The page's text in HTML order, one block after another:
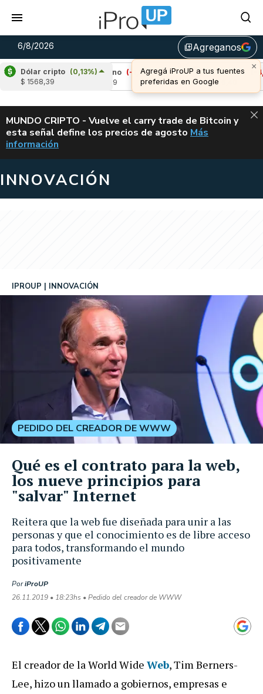
6/8/2026 library_addAgreganos
×
Agregá iProUP a tus fuentes
preferidas en Google
Dólar cripto (0,13%)
$ 1568,39
Cardano
(-1,61%)
Avalanche (-
u$s 6,40
ALERTA
MUNDO CRIPTO - Vuelve el carry trade de Bitcoin y
esta señal define los precios de agosto VUELVE EL
Más
información
INNOVACIÓN
Reitera que la web fue diseñada para unir a las
personas y que el conocimiento es de libre acceso
para todos, transformando el mundo
positivamente
IPROUP INNOVACIÓN
PoriProUP
26.11.2019 • 18:23hs • Pedido del creador de WWW
PEDIDO DEL CREADOR DE WWW
Qué es el contrato para la web,
los nueve principios para
"salvar" Internet
El creador de la World Wide Web, Tim Berners-
Lee, hizo un llamado a gobiernos, empresas e